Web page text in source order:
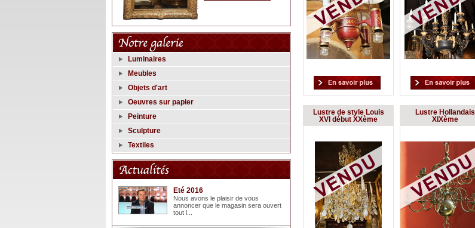
Luminaires
Meubles
Objets d'art
Oeuvres sur papier
Peinture
Sculpture
Textiles
Eté 2016
Nous avons le plaisir de vous
annoncer que le magasin sera ouvert
tout l...
Lustre de style Louis
XVI début XXème
Lustre Hollandais
XIXème